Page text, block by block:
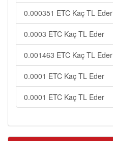
0.000351 ETC Kaç TL Eder
0.0003 ETC Kaç TL Eder
0.001463 ETC Kaç TL Eder
0.0001 ETC Kaç TL Eder
0.0001 ETC Kaç TL Eder